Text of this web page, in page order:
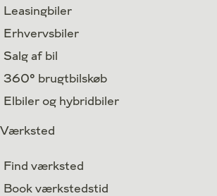
Leasingbiler
Erhvervsbiler
Salg af bil
360° brugtbilskøb
Elbiler og hybridbiler
Værksted
Find værksted
Book værkstedstid